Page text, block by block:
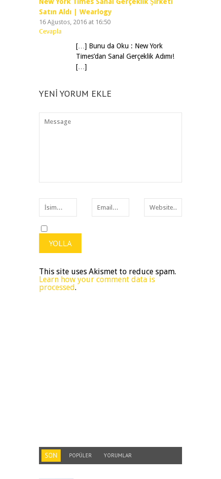
New York Times Sanal Gerçeklik Şirketi
Satın Aldı | Wearlogy
16 Ağustos, 2016 at 16:50
Cevapla
[…] Bunu da Oku : New York
Times’dan Sanal Gerçeklik Adımı!
[…]
YENI YORUM EKLE
This site uses Akismet to reduce spam.
Learn how your comment data is
processed.
SON POPÜLER YORUMLAR